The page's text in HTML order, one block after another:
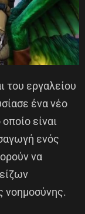
του εργαλείου
ένα νέο
είναι
ενός
να
νοημοσύνης.